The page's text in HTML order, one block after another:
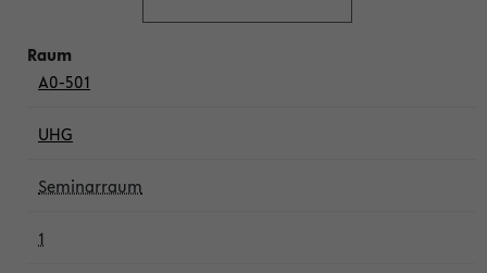
A0-501
UHG
Seminarraum
1